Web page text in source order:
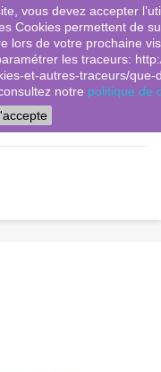
shopping_cart (0)

vous devez accepter
Cookies permettent de
lors de votre prochaine
les traceurs:
et-autres-traceurs/que-
notre politique de